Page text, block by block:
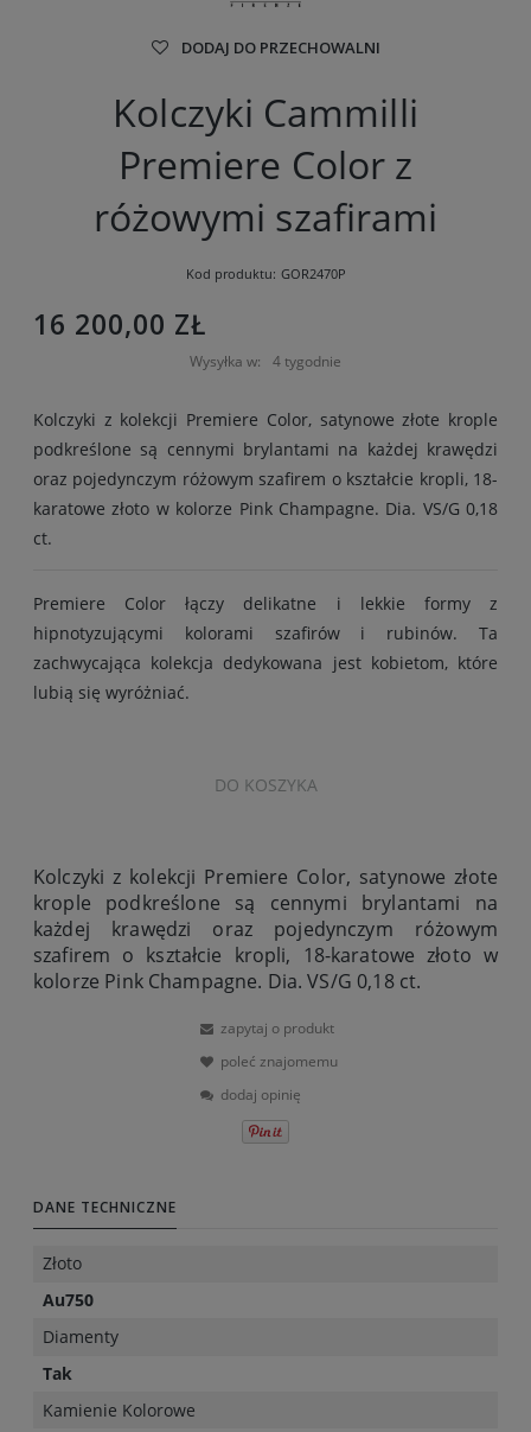
DODAJ DO PRZECHOWALNI
Kolczyki Cammilli
Premiere Color z
różowymi szafirami
Kod produktu: GOR2470P
16 200,00 ZŁ
Wysyłka w: 4 tygodnie
Kolczyki z kolekcji Premiere Color, satynowe złote krople
podkreślone są cennymi brylantami na każdej krawędzi
oraz pojedynczym różowym szafirem o kształcie kropli, 18-
karatowe złoto w kolorze Pink Champagne. Dia. VS/G 0,18
ct.
Premiere Color łączy delikatne i lekkie formy z
hipnotyzującymi kolorami szafirów i rubinów. Ta
zachwycająca kolekcja dedykowana jest kobietom, które
lubią się wyróżniać.
DO KOSZYKA
Kolczyki z kolekcji Premiere Color, satynowe złote
krople podkreślone są cennymi brylantami na
każdej krawędzi oraz pojedynczym różowym
szafirem o kształcie kropli, 18-karatowe złoto w
kolorze Pink Champagne. Dia. VS/G 0,18 ct.
zapytaj o produkt
poleć znajomemu
dodaj opinię
DANE TECHNICZNE
Złoto
Au750
Diamenty
Tak
Kamienie Kolorowe